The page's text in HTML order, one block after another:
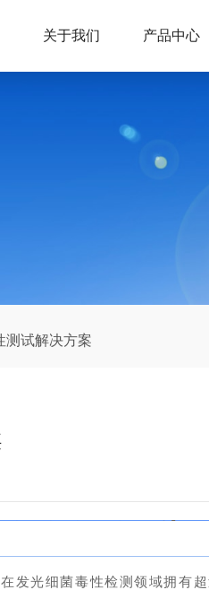
关于我们 产品中心
测试解决方案
发光细菌毒性检测领域拥有